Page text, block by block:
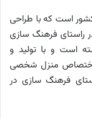
است که با طراحی
راستای فرهنگ سازی
است و با تولید و
اختصاص منزل شخصی
فرهنگ سازی در